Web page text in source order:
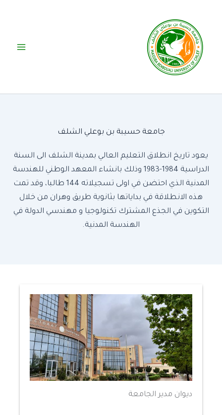
المحتوى
جامعة حسيبة بن بوعلي الشلف
يعود تاريخ انطلاق التعليم العالي بمدينة الشلف الى السنة
الدراسية 1984-1983 وذلك بانشاء المعهد الوطني للهندسة
المدنية الذي احتضن في اولى تسجيلاته 144 طالبا، وقد تمت
هذه الانطلاقة في بداياتها بثانوية طريق وهران من خلال
التكوين في الجذع المشترك تكنولوجيا و مهندسي الدولة في
الهندسة المدنية.
ديوان مدير الجامعة